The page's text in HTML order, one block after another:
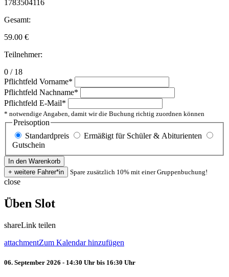
1783504116
Gesamt:
59.00 €
Teilnehmer:
0 / 18
Pflichtfeld Vorname*
Pflichtfeld Nachname*
Pflichtfeld E-Mail*
* notwendige Angaben, damit wir die Buchung richtig zuordnen können
Preisoption
Standardpreis
Ermäßigt für Schüler & Abiturienten
Gutschein
Spare zusätzlich 10% mit einer Gruppenbuchung!
close
Üben Slot
shareLink teilen
attachmentZum Kalendar hinzufügen
06. September 2026 - 14:30 Uhr bis 16:30 Uhr